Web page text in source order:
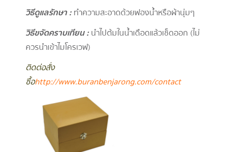
วิธีดูแลรักษา :ทำความสะอาดด้วยฟองน้ำหรือผ้านุ่มๆ
วิธีขจัดคราบเทียน :นำไปต้มในน้ำเดือดแล้วเช็ดออก (ไม่
ควรนำเข้าไมโครเวฟ)
ติดต่อสั่ง
ซื้อhttp://www.buranbenjarong.com/contact